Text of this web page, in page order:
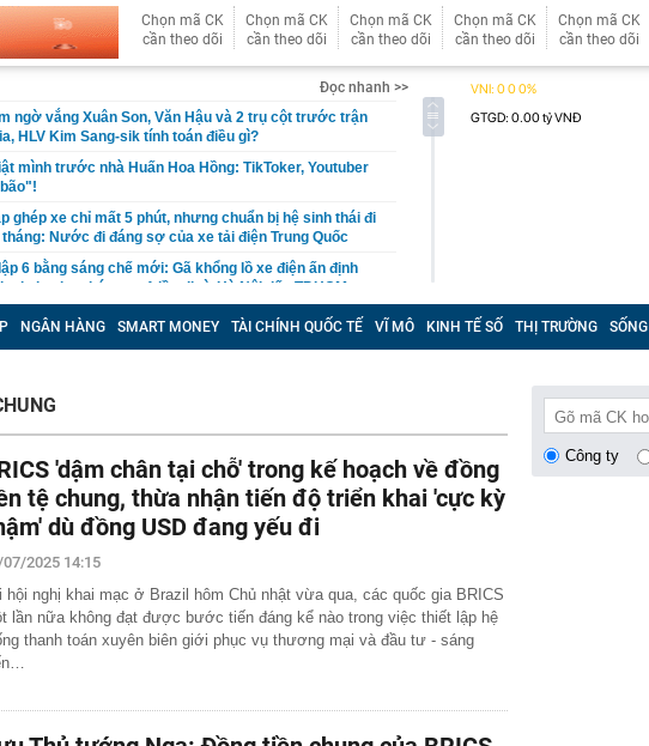
Chọn mã CK
cần theo dõi
Chọn mã CK
cần theo dõi
Chọn mã CK
cần theo dõi
Chọn mã CK
cần theo dõi
Chọn mã CK
cần theo dõi
Đọc nhanh >>
ngờ vắng Xuân Son, Văn Hậu và 2 trụ cột trước trận
HLV Kim Sang-sik tính toán điều gì?
mình trước nhà Huấn Hoa Hồng: TikToker, Youtuber
ghép xe chỉ mất 5 phút, nhưng chuẩn bị hệ sinh thái đi
Nước đi đáng sợ của xe tải điện Trung Quốc
6 bằng sáng chế mới: Gã khổng lồ xe điện ấn định
pin cho phép sạc 1 lần đi từ Hà Nội đến TP.HCM
lên tiếng vụ đi taxi ở Việt Nam chỉ cảm ơn tài xế thay
xe
tại
Việt Nam sắp xuất hiện một công trình cạnh sân bay
phục vụ tới 50 triệu hành khách
lừa đảo đăng ký giải chạy dành cho trẻ em
nhất hành tinh" gần 7.800 tỷ đồng, dài 2,2km ở Hà
mốc quan trọng vào dịp đặc biệt
tín hiệu quan trọng về lãi suất đến thị trường
Tân xin từ nhiệm tại Chứng khoán VPBank
đến bao giờ?
NGÂN HÀNG SMART MONEY TÀI CHÍNH QUỐC TẾ VĨ MÔ KINH TẾ SỐ THỊ TRƯỜNG SỐNG
'dậm chân tại chỗ' trong kế hoạch về đồng
tệ chung, thừa nhận tiến độ triển khai 'cực kỳ
dù đồng USD đang yếu đi
2025 14:15
hội nghị khai mạc ở Brazil hôm Chủ nhật vừa qua, các quốc gia BRICS
lần nữa không đạt được bước tiến đáng kể nào trong việc thiết lập hệ
thanh toán xuyên biên giới phục vụ thương mại và đầu tư - sáng
Công ty